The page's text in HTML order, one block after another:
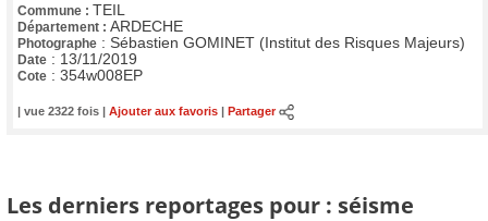
Commune : TEIL
Département : ARDECHE
Photographe : Sébastien GOMINET (Institut des Risques Majeurs)
Date : 13/11/2019
Cote : 354w008EP
| vue 2322 fois | Ajouter aux favoris Partager
Les derniers reportages pour : séisme